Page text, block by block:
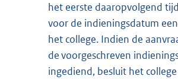
het eerste daaropvolgend
voor de indieningsdatum
het college. Indien de
de voorgeschreven
ingediend, besluit het